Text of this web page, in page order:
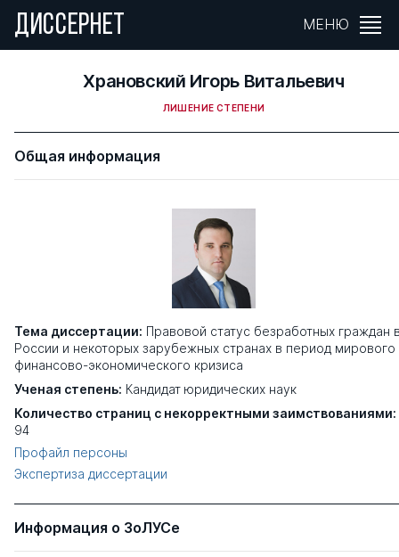
ДИССЕРНЕТ МЕНЮ
Храновский Игорь Витальевич
ЛИШЕНИЕ СТЕПЕНИ
Общая информация
Тема диссертации: Правовой статус безработных граждан
России и некоторых зарубежных странах в период мирового
финансово-экономического кризиса
Ученая степень: Кандидат юридических наук
Количество страниц с некорректными заимствованиями:
94
Профайл персоны
Экспертиза диссертации
Информация о ЗоЛУСе